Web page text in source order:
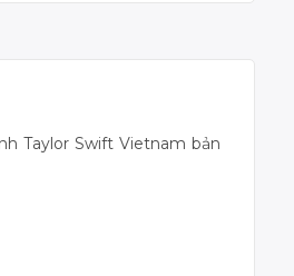
Taylor Swift Vietnam bản